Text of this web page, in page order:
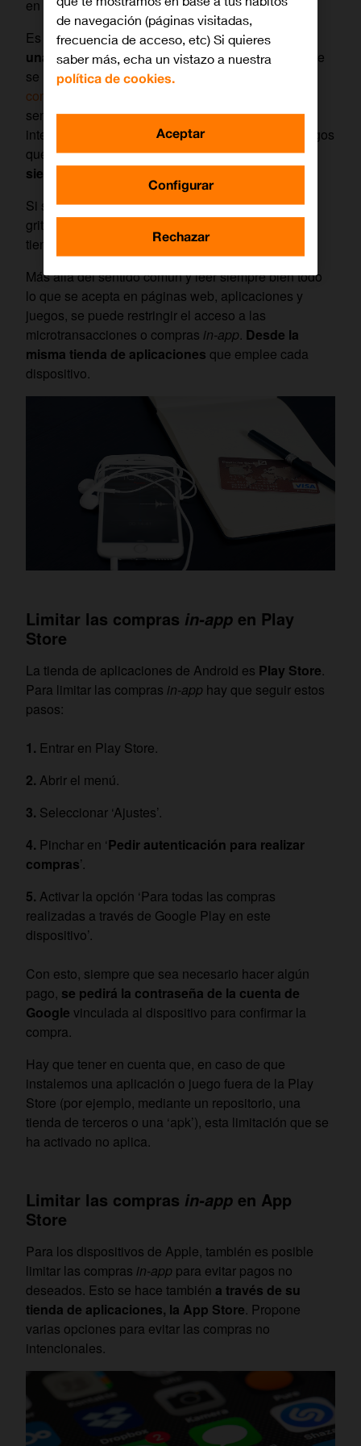
en el personal.
Es importanteguiar a los niños para que tengan
una relación sana con la tecnologíay, al igual que
se les cuenta queno deben hablar con extraños o
compartir ciertas fotografías
sentarse a charlar con ellos sobre los pagos no
intencionados que pueden hacer en las
y juegos
que ellos utilizan. Hay que hacer hincapié en que
siempre deben preguntar a un adulto.
Si se equivocan, no sirve de nada regañarlos con
gritos. Hay que explicarles las implicaciones que
tienen que cumplir y cómo evitarlo en un futuro.
Más allá del sentido común y leer siempre bien todo
lo que se acepta en páginas web, aplicaciones y
juegos, se puede restringir el acceso a las
microtransacciones o compras in-app. Desde la
misma tienda de aplicaciones que emplee cada
dispositivo.
Limitar las compras in-app en Play
Store
La tienda de aplicaciones de Android es Play Store.
Para limitar las compras in-app hay que seguir estos
pasos:
Entrar en Play Store.
Abrir el menú.
Seleccionar ‘Ajustes’.
Pinchar en ‘Pedir autenticación para realizar
compras’.
Activar la opción ‘Para todas las compras
realizadas a través de Google Play en este
dispositivo’.
Con esto, siempre que sea necesario hacer algún
pago, se pedirá la contraseña de la cuenta de
Google vinculada al dispositivo para confirmar la
compra.
Hay que tener en cuenta que, en caso de que
instalemos una aplicación o juego fuera de la Play
Store (por ejemplo, mediante un repositorio, una
tienda de terceros o una ‘apk’), esta limitación que se
ha activado no aplica.
Limitar las compras in-app en App
Store
Para los dispositivos de Apple, también es posible
limitar las compras in-app para evitar pagos no
deseados. Esto se hace también a través de su
tienda de aplicaciones, la App Store. Propone
varias opciones para evitar las compras no
intencionales.
de navegación (páginas visitadas,
frecuencia de acceso, etc) Si quieres
saber más, echa un vistazo a nuestra
política de cookies.
Configurar
Rechazar
Aceptar